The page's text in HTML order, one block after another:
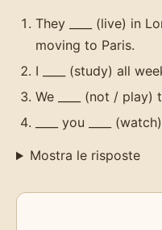
They ____ (live) in
moving to Paris.
I ____ (study) all
We ____ (not / play)
____ you ____
Mostra le risposte